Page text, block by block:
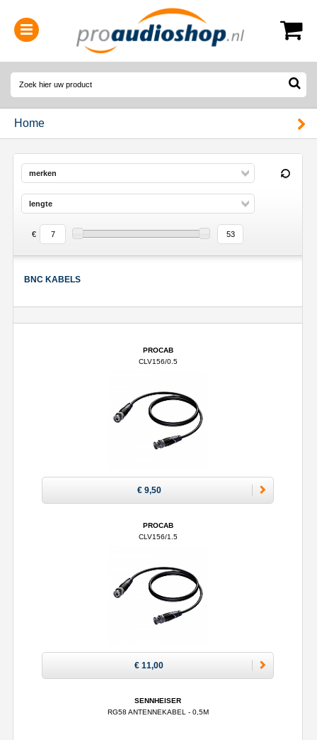
0314-364515
Home
merken
lengte
€
BNC KABELS
PROCAB
CLV156/0.5
€ 9,50
PROCAB
CLV156/1.5
€ 11,00
SENNHEISER
RG58 ANTENNEKABEL - 0,5M